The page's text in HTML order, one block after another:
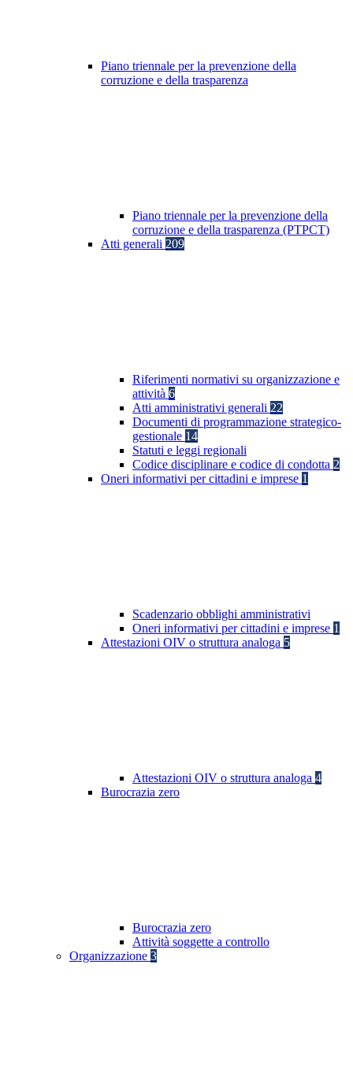
Piano triennale per la prevenzione della
corruzione e della trasparenza
Piano triennale per la prevenzione della
corruzione e della trasparenza (PTPCT)
Atti generali 209
Riferimenti normativi su organizzazione e
attività 6
Atti amministrativi generali 22
Documenti di programmazione strategico-
gestionale 14
Statuti e leggi regionali
Codice disciplinare e codice di condotta 2
Oneri informativi per cittadini e imprese 1
Scadenzario obblighi amministrativi
Oneri informativi per cittadini e imprese 1
Attestazioni OIV o struttura analoga 5
Attestazioni OIV o struttura analoga 4
Burocrazia zero
Burocrazia zero
Attività soggette a controllo
Organizzazione 3